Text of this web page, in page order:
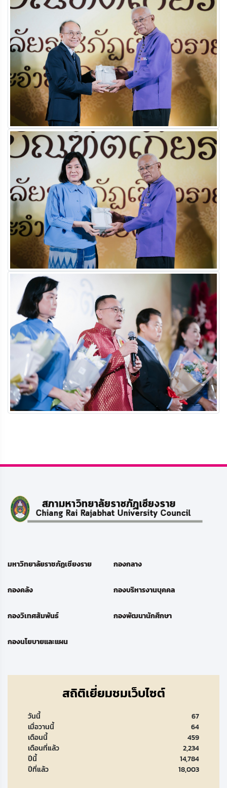
มหาวิทยาลัยราชภัฏเชียงราย กองกลาง
กองคลัง กองบริหารงานบุคคล
กองวิเทศสัมพันธ์ กองพัฒนานักศึกษา
กองนโยบายและแผน
สถิติเยี่ยมชมเว็บไซต์
วันนี้
67
เมื่อวานนี้
64
เดือนนี้
459
เดือนที่แล้ว
2,234
ปีนี้
14,784
ปีที่แล้ว
18,003